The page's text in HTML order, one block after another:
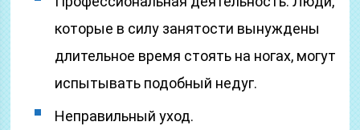
которые в силу занятости вынуждены
длительное время стоять на ногах, могут
испытывать подобный недуг.
Неправильный уход.